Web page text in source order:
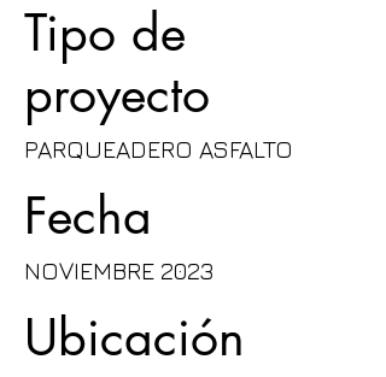
Tipo de
proyecto
PARQUEADERO ASFALTO
Fecha
NOVIEMBRE 2023
Ubicación